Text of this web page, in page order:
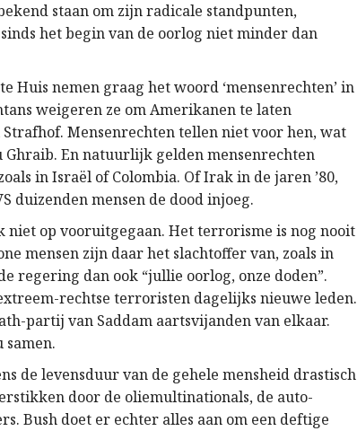
staan om zijn radicale standpunten,
het begin van de oorlog niet minder dan
Huis nemen graag het woord ‘mensenrechten’ in
weigeren ze om Amerikanen te laten
Mensenrechten tellen niet voor hen, wat
Ghraib. En natuurlijk gelden mensenrechten
in Israël of Colombia. Of Irak in de jaren ’80,
duizenden mensen de dood injoeg.
niet op vooruitgegaan. Het terrorisme is nog nooit
mensen zijn daar het slachtoffer van, zoals in
regering dan ook “jullie oorlog, onze doden”.
rechtse terroristen dagelijks nieuwe leden.
partij van Saddam aartsvijanden van elkaar.
de levensduur van de gehele mensheid drastisch
door de oliemultinationals, de auto-
Bush doet er echter alles aan om een deftige